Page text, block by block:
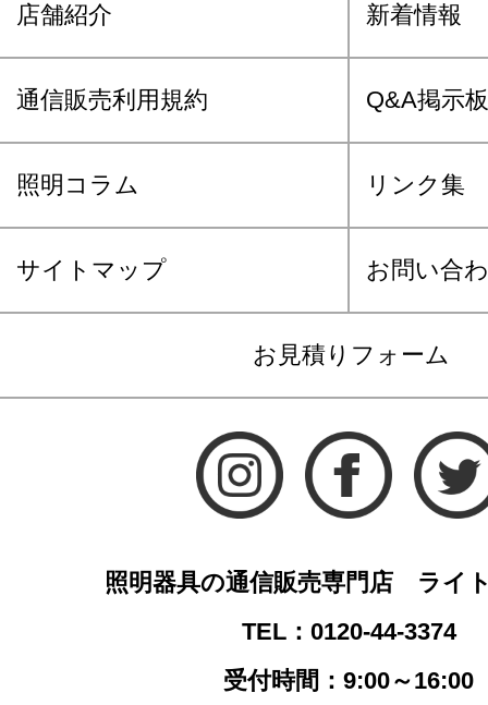
店舗紹介 新着情報
通信販売利用規約 Q&A掲示板
照明コラム リンク集
サイトマップ お問い合
お見積りフォーム
照明器具の通信販売専門店 ライ
TEL：0120-44-3374
受付時間：9:00～16:00